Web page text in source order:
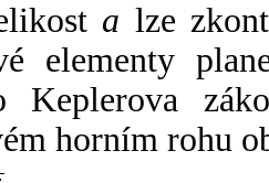
a lze
elementy
Keplerova
horním rohu